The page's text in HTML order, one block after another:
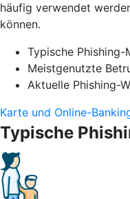
häufig verwendet
können.
Typische Phishing-
Meistgenutzte
Aktuelle Phishing-
Karte und Online-
Typische